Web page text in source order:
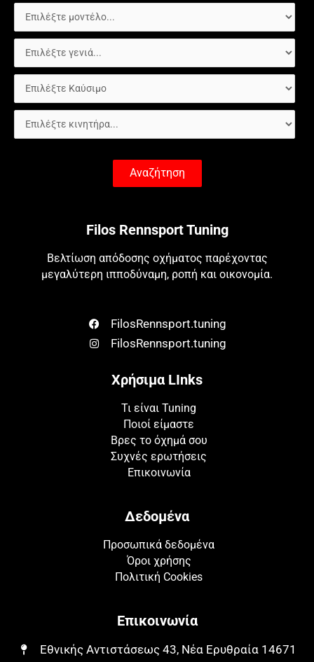
Αναζήτηση
Filos Rennsport Tuning
Βελτίωση απόδοσης οχήματος παρέχοντας
μεγαλύτερη ιπποδύναμη, ροπή και οικονομία.
FilosRennsport.tuning
FilosRennsport.tuning
Χρήσιμα LInks
Τι είναι Tuning
Ποιοί είμαστε
Βρες το όχημά σου
Συχνές ερωτήσεις
Επικοινωνία
Δεδομένα
Προσωπικά δεδομένα
Όροι χρήσης
Πολιτική Cookies
Επικοινωνία
Εθνικής Αντιστάσεως 43, Νέα Ερυθραία 14671​​